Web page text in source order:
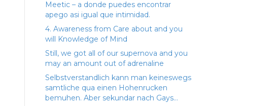
Meetic – a donde puedes encontrar
apego asi­ igual que intimidad.
4. Awareness from Care about and you
will Knowledge of Mind
Still, we got all of our supernova and you
may an amount out of adrenaline
Selbstverstandlich kann man keineswegs
samtliche qua einen Hohenrucken
bemuhen. Aber sekundar nach Gays…